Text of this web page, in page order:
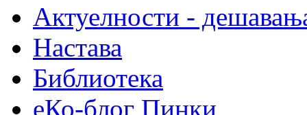
Актуелности -
Настава
Библиотека
еКо-блог Пинки